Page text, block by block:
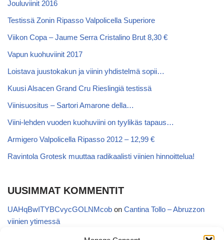
Jouluviinit 2016
Testissä Zonin Ripasso Valpolicella Superiore
Viikon Copa – Jaume Serra Cristalino Brut 8,30 €
Vapun kuohuviinit 2017
Loistava juustokakun ja viinin yhdistelmä sopii…
Kuusi Alsacen Grand Cru Rieslingiä testissä
Viinisuositus – Sartori Amarone della…
Viini-lehden vuoden kuohuviini on tyylikäs tapaus…
Armigero Valpolicella Ripasso 2012 – 12,99 €
Ravintola Grotesk muuttaa radikaalisti viinien hinnoittelua!
UUSIMMAT KOMMENTIT
UAHqBwITYBCvycGOLNMcob on Cantina Tollo – Abruzzon
viinien ytimessä
EgVGGttRTxKfbqUaWNglbonCantina Tollo – Abruzzon viinien